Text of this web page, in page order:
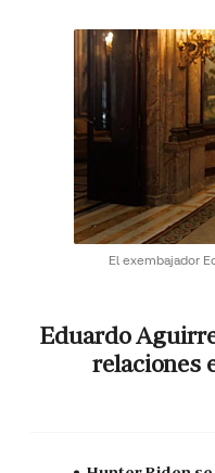
El exembajador
Eduardo
relaciones